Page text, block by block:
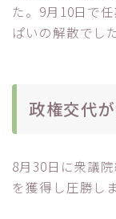
た。9月10日で
ぱいの解散でした
政権交代
8月30日に衆議
を獲得し圧勝しま